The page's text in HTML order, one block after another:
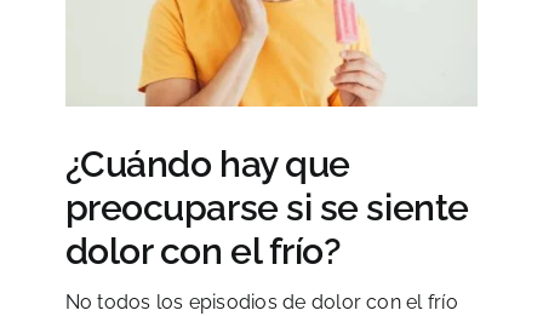
¿Cuándo hay que
preocuparse si se siente
dolor con el frío?
No todos los episodios de dolor con el frío